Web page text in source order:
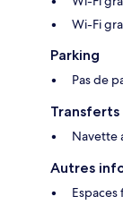
Wi-Fi
Parking
Pas de
Transferts
Navette
Autres